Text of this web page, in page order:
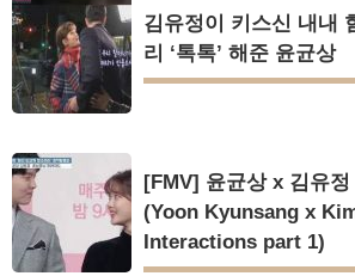
김유정이 키스신 내내
리 ‘톡톡’ 해준 윤균상
[FMV] 윤균상 x 김유
(Yoon Kyunsang x
Interactions part 1)